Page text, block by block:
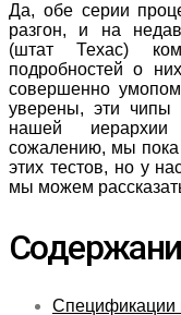
Да, обе серии
разгон, и на
(штат Техас)
подробностей о
совершенно
уверены, эти чипы
нашей
сожалению, мы пока
этих тестов, но у
мы можем
Спецификации